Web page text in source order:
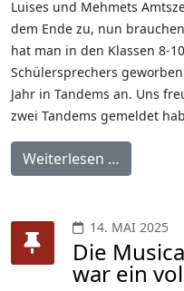
Luises und Mehmets
dem Ende zu, nun
hat man in den Klassen 8-
Schülersprechers
Jahr in Tandems an. Uns
zwei Tandems gemeldet
Weiterlesen …
14. MAI 2025
Die
war ein